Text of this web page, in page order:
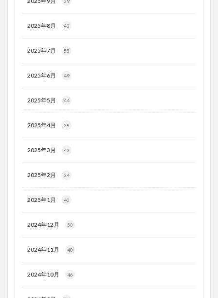
2025年8月 43
2025年7月 58
2025年6月 49
2025年5月 44
2025年4月 38
2025年3月 43
2025年2月 34
2025年1月 40
2024年12月 50
2024年11月 40
2024年10月 46